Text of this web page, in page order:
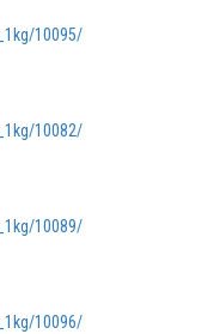
10095/
10082/
10089/
10096/